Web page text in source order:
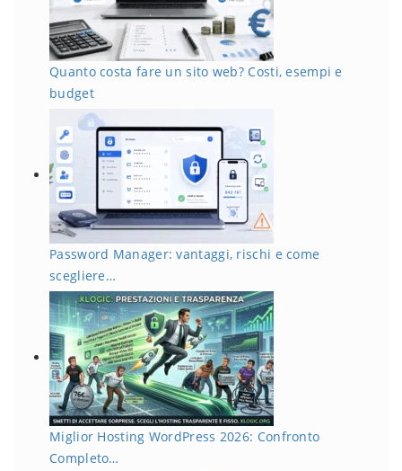
Quanto costa fare un sito web? Costi, esempi e
budget
Password Manager: vantaggi, rischi e come
scegliere…
Miglior Hosting WordPress 2026: Confronto
Completo…